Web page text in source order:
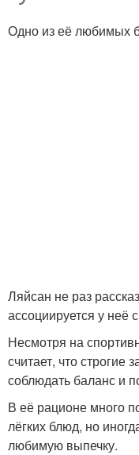
Одно из её любимых
Ляйсан не раз
ассоциируется у неё
Несмотря на
считает, что строгие
соблюдать баланс и
В её рационе много
лёгких блюд, но
любимую выпечку.